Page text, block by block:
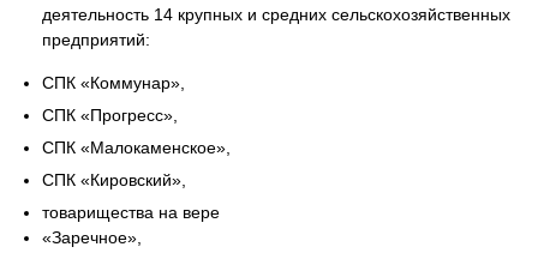
деятельность 14 крупных и средних сельскохозяйственных
предприятий:
СПК «Коммунар»,
СПК «Прогресс»,
СПК «Малокаменское»,
СПК «Кировский»,
товарищества на вере
«Заречное»,